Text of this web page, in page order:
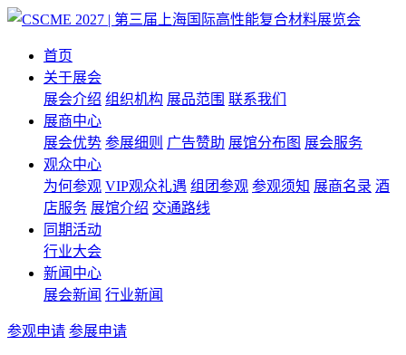
首页
关于展会
展会介绍 组织机构 展品范围 联系我们
展商中心
展会优势 参展细则 广告赞助 展馆分布图 展会服务
观众中心
为何参观 VIP观众礼遇 组团参观 参观须知 展商名录 酒
店服务 展馆介绍 交通路线
同期活动
行业大会
新闻中心
展会新闻 行业新闻
参观申请 参展申请